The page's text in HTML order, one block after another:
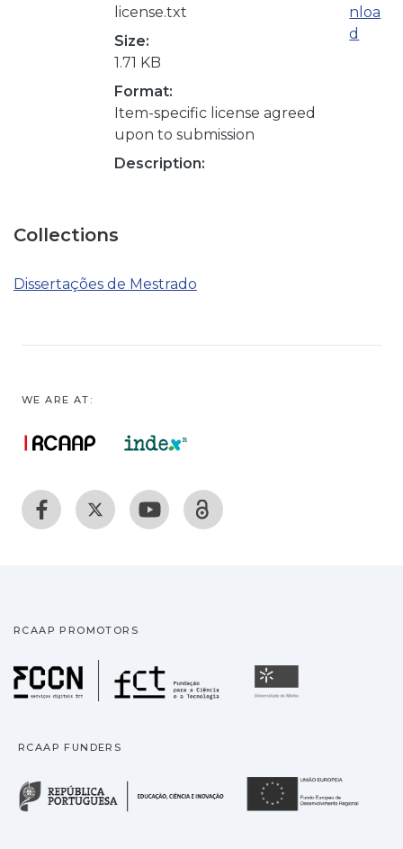
license.txt
Size:
1.71 KB
Format:
Item-specific license agreed
upon to submission
Description:
nloa
d
Collections
Dissertações de Mestrado
WE ARE AT:
RCAAP PROMOTORS
Fundação para a
RCAAP FUNDERS
República Portuguesa